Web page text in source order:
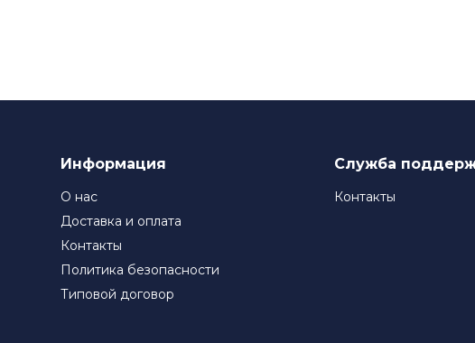
Информация
О нас
Доставка и оплата
Контакты
Политика безопасности
Типовой договор
Служба
Контакты